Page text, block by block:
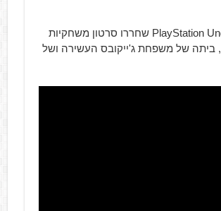
אם כל זה לא הספיק לכם בטח תשמחו לדעת ש-PlayStation Underground שחררו סרטון משחקיות
בן 35 דקות המתרחש בכוכב הלכת הביצתי והפראי Eden-6, ביתה של משפחת ג'ייקובס העשירה ושל